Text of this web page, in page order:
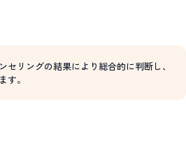
セリングの結果により総合的に判断し、
す。